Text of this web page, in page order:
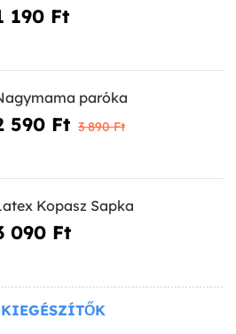
190 Ft‎
paróka
590 Ft‎ 3 890 Ft‎
Kopasz Sapka
090 Ft‎